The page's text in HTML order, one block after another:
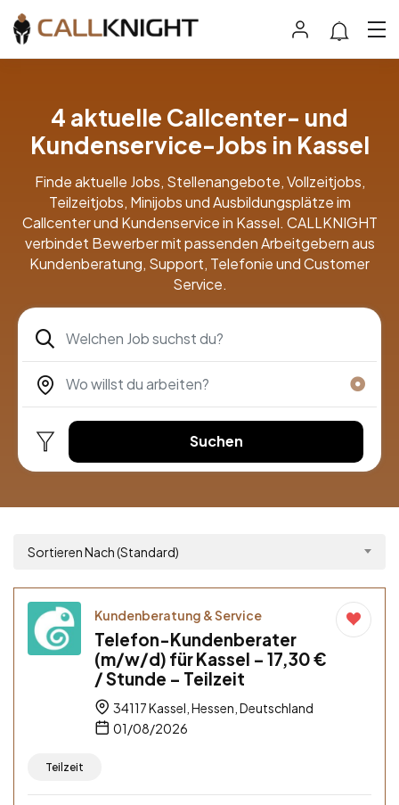
4 aktuelle Callcenter- und
Kundenservice-Jobs in Kassel
Finde aktuelle Jobs, Stellenangebote, Vollzeitjobs,
Teilzeitjobs, Minijobs und Ausbildungsplätze im
Callcenter und Kundenservice in Kassel. CALLKNIGHT
verbindet Bewerber mit passenden Arbeitgebern aus
Kundenberatung, Support, Telefonie und Customer
Service.
Suchen
Sortieren Nach (Standard)
Kundenberatung & Service
Telefon-Kundenberater
(m/w/d) für Kassel – 17,30 €
/ Stunde – Teilzeit
34117 Kassel, Hessen, Deutschland
01/08/2026
Teilzeit